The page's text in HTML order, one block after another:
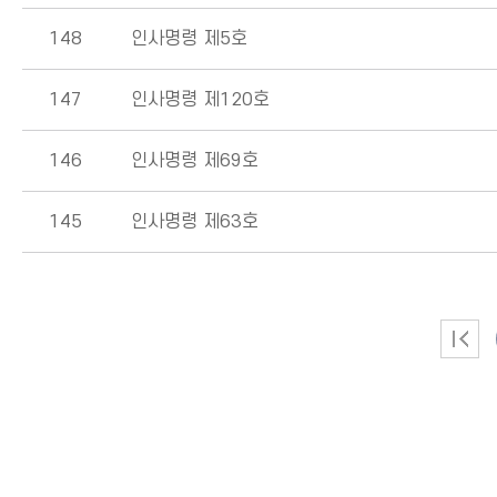
148 인사명령 제5호
147 인사명령 제120호
146 인사명령 제69호
145 인사명령 제63호